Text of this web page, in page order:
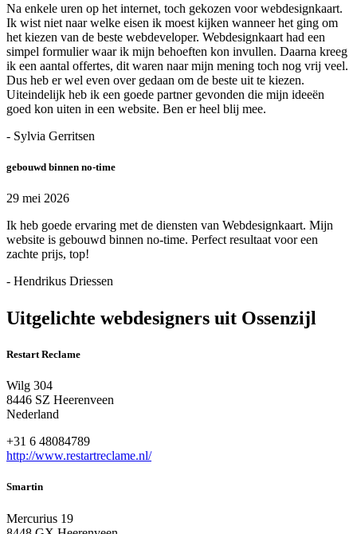
Na enkele uren op het internet, toch gekozen voor webdesignkaart.
Ik wist niet naar welke eisen ik moest kijken wanneer het ging om
het kiezen van de beste webdeveloper. Webdesignkaart had een
simpel formulier waar ik mijn behoeften kon invullen. Daarna kreeg
ik een aantal offertes, dit waren naar mijn mening toch nog vrij veel.
Dus heb er wel even over gedaan om de beste uit te kiezen.
Uiteindelijk heb ik een goede partner gevonden die mijn ideeën
goed kon uiten in een website. Ben er heel blij mee.
- Sylvia Gerritsen
gebouwd binnen no-time
29 mei 2026
Ik heb goede ervaring met de diensten van Webdesignkaart. Mijn
website is gebouwd binnen no-time. Perfect resultaat voor een
zachte prijs, top!
- Hendrikus Driessen
Uitgelichte webdesigners uit Ossenzijl
Restart Reclame
Wilg 304
8446 SZ Heerenveen
Nederland
+31 6 48084789
http://www.restartreclame.nl/
Smartin
Mercurius 19